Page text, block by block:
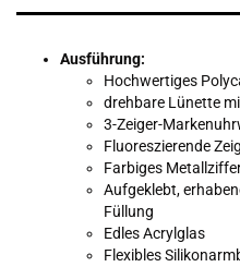
Ausführung:
Hochwertiges
drehbare Lünette
3-Zeiger-
Fluoreszierende
Farbiges
Aufgeklebt,
Füllung
Edles Acrylglas
Flexibles